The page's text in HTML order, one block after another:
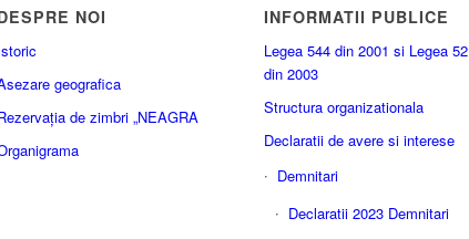
NOI
geografica
de zimbri „NEAGRA
INFORMATII PUBLICE
Legea 544 din 2001 si Legea 52
din 2003
Structura organizationala
Declaratii de avere si interese
Demnitari
Declaratii 2023 Demnitari